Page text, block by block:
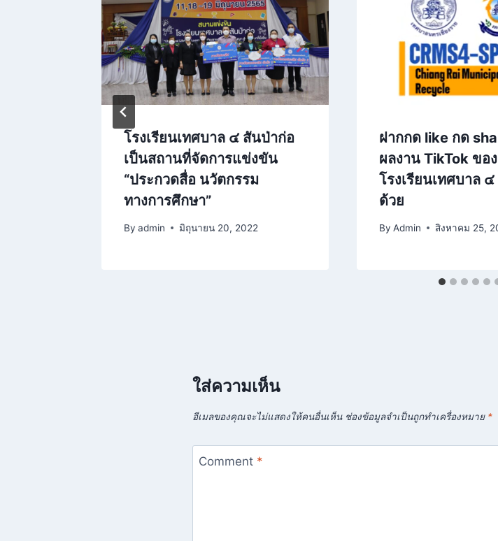
โรงเรียนเทศบาล ๔ สันป่าก่อ
เป็นสถานที่จัดการแข่งขัน
“ประกวดสื่อ นวัตกรรม
ทางการศึกษา”
By admin มิถุนายน 20, 2022
ฝากกด like กด
ผลงาน TikTok ขอ
โรงเรียนเทศบาล
ด้วย
By Admin สิงหาคม 25,
ใส่ความเห็น
อีเมลของคุณจะไม่แสดงให้คนอื่นเห็น ช่องข้อมูลจำเป็นถูกทำเครื่องหมาย *
Comment *